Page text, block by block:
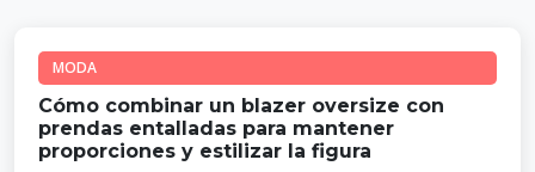
MODA
Cómo combinar un blazer oversize con
prendas entalladas para mantener
proporciones y estilizar la figura